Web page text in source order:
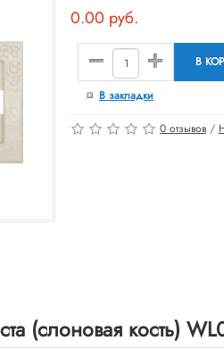
0.00 руб.
В
В закладки
0 отзывов /
(слоновая кость)